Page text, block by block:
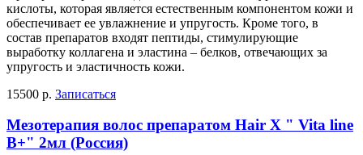
кислоты, которая является естественным компонентом кожи и
обеспечивает ее увлажнение и упругость. Кроме того, в
состав препаратов входят пептиды, стимулирующие
выработку коллагена и эластина – белков, отвечающих за
упругость и эластичность кожи.
15500 р. Записаться
Мезотерапия волос препаратом Hair X " Vita line
B+" 2мл (Россия)